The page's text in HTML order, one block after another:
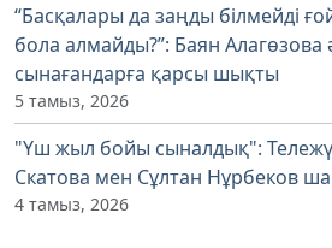
“Басқалары да заңды білмейді
бола алмайды?”: Баян Алагөзова
сынағандарға қарсы шықты
5 тамыз, 2026
"Үш жыл бойы сыналдық":
Скатова мен Сұлтан Нұрбеков
4 тамыз, 2026